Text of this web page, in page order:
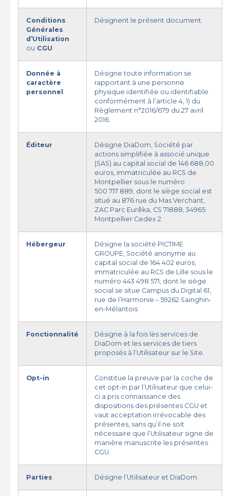
Conditions
Générales
d’Utilisation
ou CGU
Désignent le présent document.
Donnée à
caractère
personnel
Désigne toute information se
rapportant à une personne
physique identifiée ou identifiable
conformément à l’article 4, 1) du
Règlement n°2016/679 du 27 avril
2016.
Éditeur
Désigne DiaDom, Société par
actions simplifiée à associé unique
(SAS) au capital social de 146 688,00
euros, immatriculée au RCS de
Montpellier sous le numéro
500 717 889, dont le siège social est
situé au 876 rue du Mas Verchant,
ZAC Parc Eurêka, CS 71888, 34965
Montpellier Cedex 2
Hébergeur
Désigne la société PICTIME
GROUPE, Société anonyme au
capital social de 164 402 euros,
immatriculée au RCS de Lille sous le
numéro 443 498 571, dont le siège
social se situe Campus du Digital 61,
rue de l’Harmonie – 59262 Sainghin-
en-Mélantois
Fonctionnalité
Désigne à la fois les services de
DiaDom et les services de tiers
proposés à l’Utilisateur sur le Site.
Opt-in
Constitue la preuve par la coche de
cet opt-in par l’Utilisateur que celui-
ci a pris connaissance des
dispositions des présentes CGU et
vaut acceptation irrévocable des
présentes, sans qu’il ne soit
nécessaire que l’Utilisateur signe de
manière manuscrite les présentes
CGU.
Parties Désigne l’Utilisateur et DiaDom.